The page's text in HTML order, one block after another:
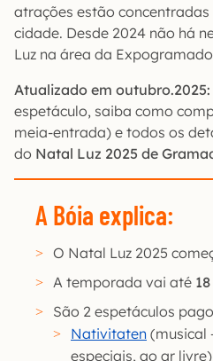
atrações estão
cidade. Desde 2024 não há
Luz na área da
Atualizado em outubro.2025:
espetáculo, saiba como
meia-entrada) e todos os
do Natal Luz 2025 de
A Bóia explica:
O Natal Luz 2025
A temporada vai até
São 2 espetáculos
Nativitaten (musical
especiais, ao ar livre)